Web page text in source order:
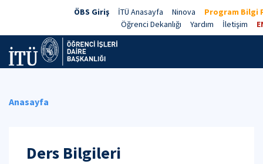
ÖBS Giriş İTÜ Anasayfa Ninova
Program Bilgi
Öğrenci Dekanlığı
Yardım İletişim
Anasayfa
Ders Bilgileri